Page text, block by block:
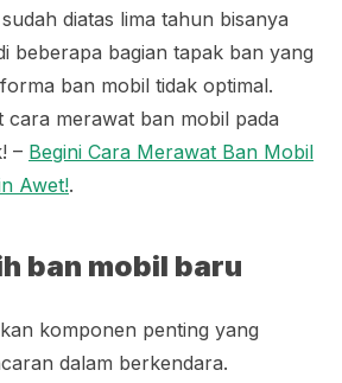
diatas lima tahun bisanya
beberapa bagian tapak ban yang
ban mobil tidak optimal.
cara merawat ban mobil pada
– Begini Cara Merawat Ban Mobil
Awet!.
ban mobil baru
komponen penting yang
dalam berkendara.